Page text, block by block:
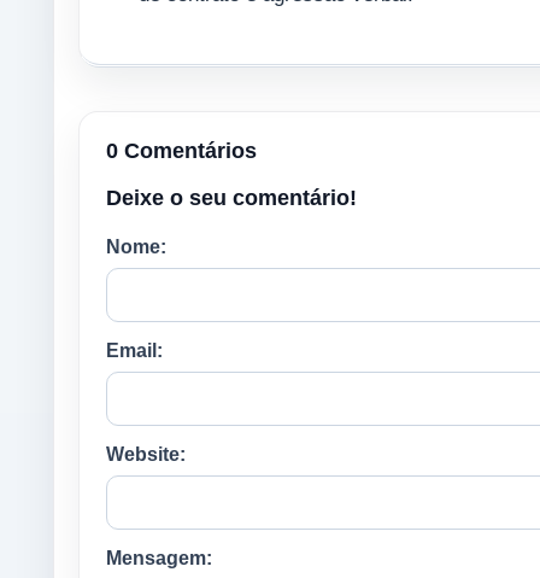
0 Comentários
Deixe o seu comentário!
Nome:
Email:
Website:
Mensagem: